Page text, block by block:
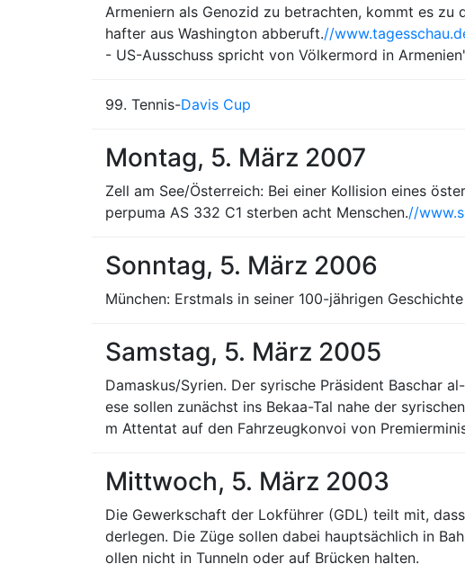
Armeniern als Genozid zu betrachten, kommt es zu
hafter aus Washington abberuft.//
- US-Ausschuss spricht von Völkermord in
99. Tennis-Davis Cup
Montag, 5. März 2007
Zell am See/Österreich: Bei einer Kollision eines
perpuma AS 332 C1 sterben acht Menschen.//
Sonntag, 5. März 2006
München: Erstmals in seiner 100-jährigen
Samstag, 5. März 2005
Damaskus/Syrien. Der syrische Präsident Baschar
ese sollen zunächst ins Bekaa-Tal nahe der
m Attentat auf den Fahrzeugkonvoi von
Mittwoch, 5. März 2003
Die Gewerkschaft der Lokführer (GDL) teilt mit,
derlegen. Die Züge sollen dabei hauptsächlich in
ollen nicht in Tunneln oder auf Brücken halten.